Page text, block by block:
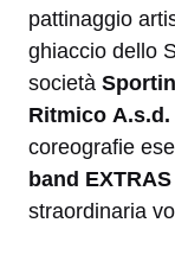
pattinaggio
ghiaccio dello
società
Ritmico A.s.d.
coreografie
band EXTRAS
straordinaria